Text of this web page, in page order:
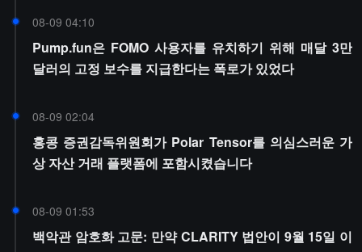
08-09 04:10
Pump.fun은 FOMO 사용자를 유치하기 위해 매달 3만
달러의 고정 보수를 지급한다는 폭로가 있었다
08-09 02:04
홍콩 증권감독위원회가 Polar Tensor를 의심스러운 가
상 자산 거래 플랫폼에 포함시켰습니다
08-09 01:53
백악관 암호화 고문: 만약 CLARITY 법안이 9월 15일 이